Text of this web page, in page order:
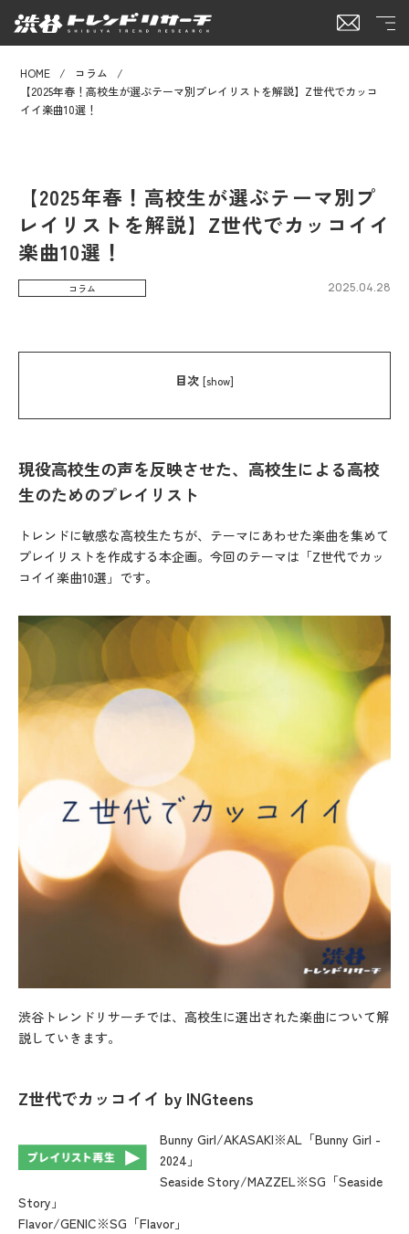
HOME
コラム
【2025年春！高校生が選ぶテーマ別プレイリストを解説】Z世代でカッコ
イイ楽曲10選！
【2025年春！高校生が選ぶテーマ別プ
レイリストを解説】Z世代でカッコイイ
楽曲10選！
コラム 2025.04.28
目次 [show]
現役高校生の声を反映させた、高校生による高校
生のためのプレイリスト
トレンドに敏感な高校生たちが、テーマにあわせた楽曲を集めて
プレイリストを作成する本企画。今回のテーマは「Z世代でカッ
コイイ楽曲10選」です。
渋谷トレンドリサーチでは、高校生に選出された楽曲について解
説していきます。
Z世代でカッコイイ by INGteens
Bunny Girl/AKASAKI※AL「Bunny Girl -
2024」
Seaside Story/MAZZEL※SG「Seaside
Story」
Flavor/GENIC※SG「Flavor」